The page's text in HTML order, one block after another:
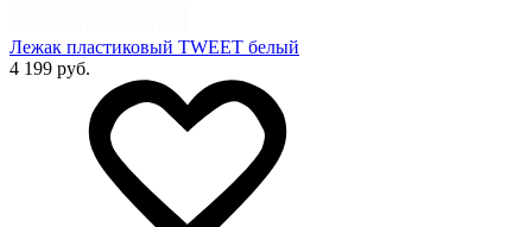
Лежак пластиковый TWEET белый
4 199 руб.